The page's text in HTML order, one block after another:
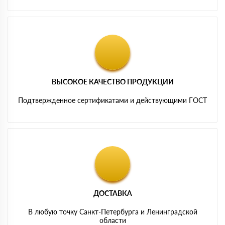
ВЫСОКОЕ КАЧЕСТВО ПРОДУКЦИИ
Подтвержденное сертификатами и действующими ГОСТ
ДОСТАВКА
В любую точку Санкт-Петербурга и Ленинградской
области